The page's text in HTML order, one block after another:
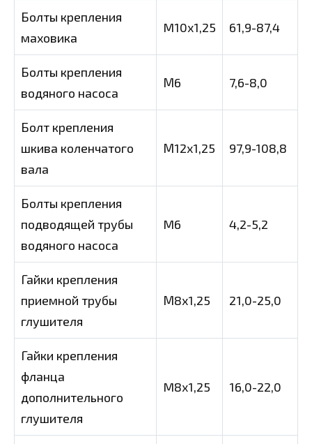
Болты крепления
маховика
M10x1,25 61,9-87,4
Болты крепления
водяного насоса
М6 7,6-8,0
Болт крепления
шкива коленчатого
вала
М12х1,25 97,9-108,8
Болты крепления
подводящей трубы
водяного насоса
M6 4,2-5,2
Гайки крепления
приемной трубы
глушителя
М8х1,25 21,0-25,0
Гайки крепления
фланца
дополнительного
глушителя
M8x1,25 16,0-22,0